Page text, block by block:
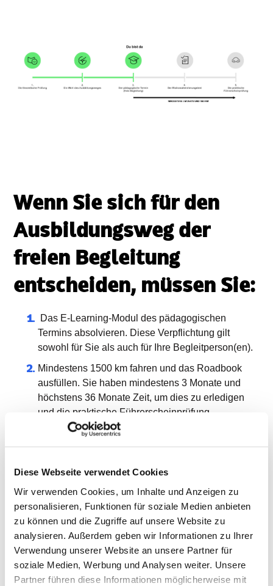
Diese Webseite verwendet Cookies
Wir verwenden Cookies, um Inhalte und Anzeigen zu
personalisieren, Funktionen für soziale Medien anbieten
zu können und die Zugriffe auf unsere Website zu
analysieren. Außerdem geben wir Informationen zu Ihrer
Verwendung unserer Website an unsere Partner für
soziale Medien, Werbung und Analysen weiter. Unsere
Partner führen diese Informationen möglicherweise mit
Wenn Sie sich für den
Ausbildungsweg der
freien Begleitung
entscheiden, müssen Sie:
Das E-Learning-Modul des pädagogischen
Termins absolvieren. Diese Verpflichtung gilt
sowohl für Sie als auch für Ihre Begleitperson(en).
Mindestens 1500 km fahren und das Roadbook
ausfüllen. Sie haben mindestens 3 Monate und
höchstens 36 Monate Zeit, um dies zu erledigen
und die praktische Führerscheinprüfung
abzulegen. Die Frist wird ab dem
Ausstellungsdatum Ihrer Bescheinigung oder
Den Risikowahrnehmungstest in einem
Prüfzentrum in der Wallonie bestehen.
Ihre praktische Führerscheinprüfung ablegen.